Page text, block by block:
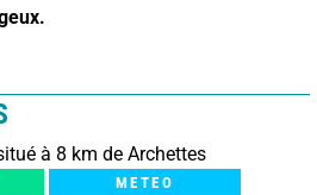
à 8 km de Archettes
METEO